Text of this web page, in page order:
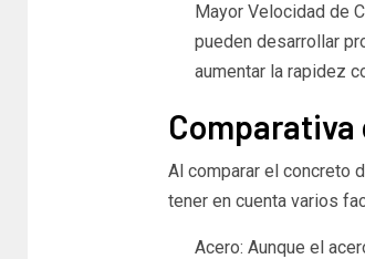
Mayor Velocidad de
pueden desarrollar
aumentar la rapidez
Comparativa
Al comparar el concreto
tener en cuenta varios
Acero: Aunque el